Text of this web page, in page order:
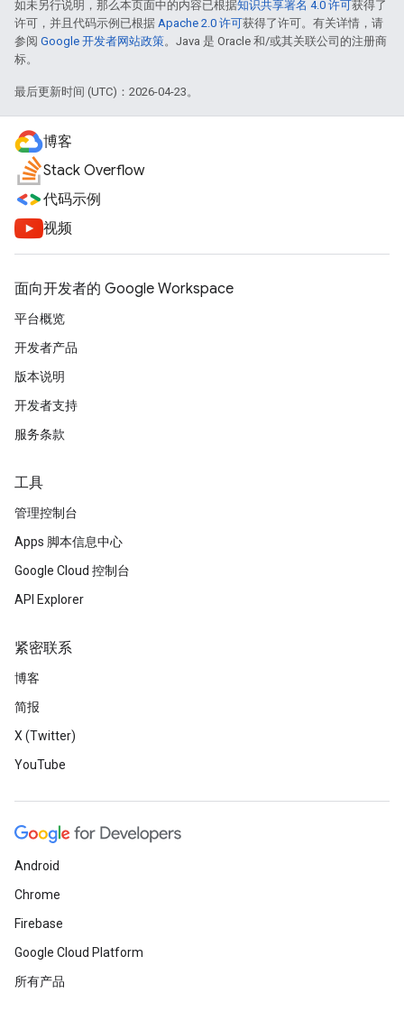
如未另行说明，那么本页面中的内容已根据知识共享署名 4.0 许可获得了
许可，并且代码示例已根据 Apache 2.0 许可获得了许可。有关详情，请
参阅 Google 开发者网站政策。Java 是 Oracle 和/或其关联公司的注册商
标。
最后更新时间 (UTC)：2026-04-23。
博客
Stack Overflow
代码示例
视频
面向开发者的 Google Workspace
平台概览
开发者产品
版本说明
开发者支持
服务条款
工具
管理控制台
Apps 脚本信息中心
Google Cloud 控制台
API Explorer
紧密联系
博客
简报
X (Twitter)
YouTube
Android
Chrome
Firebase
Google Cloud Platform
所有产品